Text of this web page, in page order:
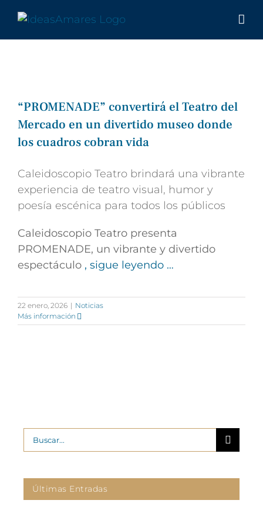
contenido
“PROMENADE” convertirá el Teatro del
Mercado en un divertido museo donde
los cuadros cobran vida
Caleidoscopio Teatro brindará una vibrante
experiencia de teatro visual, humor y
poesía escénica para todos los públicos
Caleidoscopio Teatro presenta
PROMENADE, un vibrante y divertido
espectáculo , sigue leyendo …
22 enero, 2026 | Noticias
Más información
Buscar:
Últimas Entradas